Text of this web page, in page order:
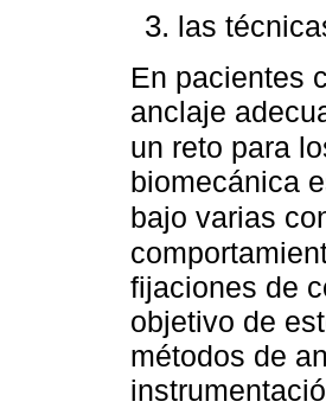
las
En pacientes
anclaje
un reto para
biomecánica
bajo varias
fijaciones de
objetivo de
métodos de